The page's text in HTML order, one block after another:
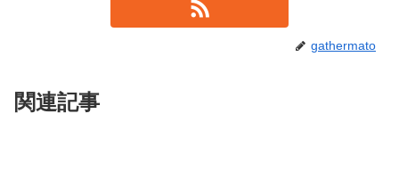
gathermato
関連記事